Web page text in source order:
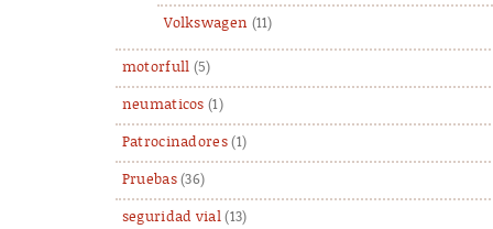
Volkswagen (11)
motorfull (5)
neumaticos (1)
Patrocinadores(1)
Pruebas(36)
seguridad vial(13)